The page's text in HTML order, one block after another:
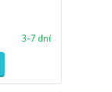
3-7 dní